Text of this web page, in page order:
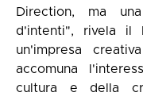
Direction, ma
d'intenti", rivela il
un'impresa
accomuna
cultura e della